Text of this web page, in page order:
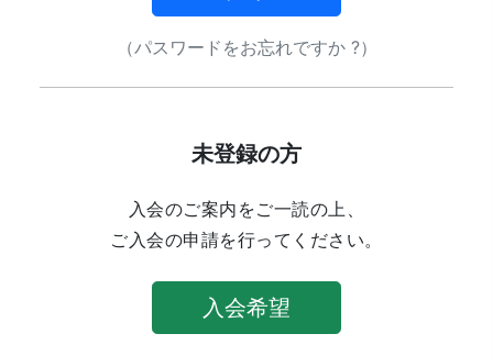
（パスワードをお忘れですか ?）
未登録の方
入会のご案内をご一読の上、
ご入会の申請を行ってください。
入会希望